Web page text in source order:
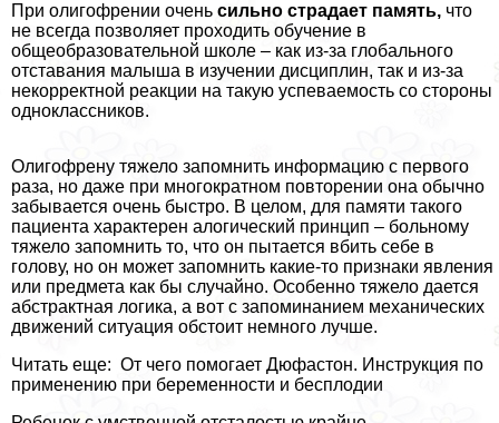
При олигофрении очень сильно страдает память, что
не всегда позволяет проходить обучение в
общеобразовательной школе – как из-за глобального
отставания малыша в изучении дисциплин, так и из-за
некорректной реакции на такую успеваемость со стороны
одноклассников.
Олигофрену тяжело запомнить информацию с первого
раза, но даже при многократном повторении она обычно
забывается очень быстро. В целом, для памяти такого
пациента хаpaктерен алогический принцип – больному
тяжело запомнить то, что он пытается вбить себе в
голову, но он может запомнить какие-то признаки явления
или предмета как бы случайно. Особенно тяжело дается
абстpaктная логика, а вот с запоминанием механических
движений ситуация обстоит немного лучше.
Читать еще: От чего помогает Дюфастон. Инструкция по
применению при беременности и бесплодии